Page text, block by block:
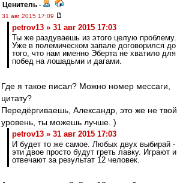
Ценитель -
31 авг 2015 17:09
petrov13 » 31 авг 2015 17:03
Ты же раздуваешь из этого целую проблему.
Уже в полемическом запале договорился до
того, что нам именно Эберта не хватило для
побед на лошадьми и дагами.
Где я такое писал? Можно номер мессаги,
цитату?
Передёргиваешь, Александр, это же не твой
уровень, ты можешь лучше. )
petrov13 » 31 авг 2015 17:03
И будет то же самое. Любых двух выбирай -
эти двое просто будут греть лавку. Играют и
отвечают за результат 12 человек.